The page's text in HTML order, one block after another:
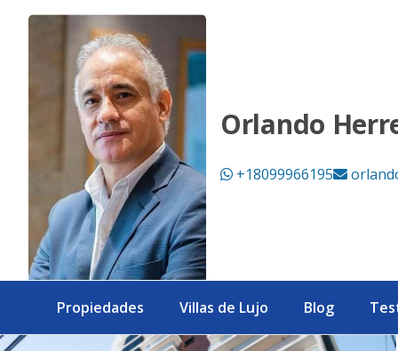
Orlando
+18099966195
Propiedades Villas de Lujo Blog
Naco, lujoso apartamento en venta en torre moderna. -